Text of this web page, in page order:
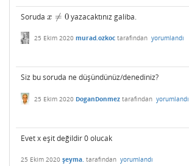
Soruda x ≠ 0
x≠ 0 yazacaktınız galiba.
25 Ekim 2020 murad.ozkoc tarafından yorumlandı
Siz bu soruda ne düşündünüz/denediniz?
25 Ekim 2020 DoganDonmez tarafından yorumlandı
Evet x eşit değildir 0 olucak
25 Ekim 2020 şeyma. tarafından yorumlandı